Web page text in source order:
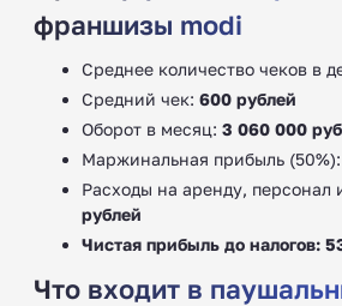
франшизы modi
Среднее количество чеков в
Средний чек: 600 рублей
Оборот в месяц: 3 060 000
Маржинальная прибыль (50%):
Расходы на аренду, персонал
рублей
Чистая прибыль до налогов:
Что входит в